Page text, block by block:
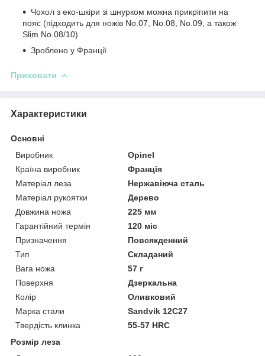
Чохол з еко-шкіри зі шнурком можна прикріпити на
пояс (підходить для ножів No.07, No.08, No.09, а також
Slim No.08/10)
Зроблено у Франції
Приховати
Характеристики
Основні
Виробник
Opinel
Країна виробник
Франція
Матеріал леза
Нержавіюча сталь
Матеріал рукоятки
Дерево
Довжина ножа
225 мм
Гарантійний термін
120 міс
Призначення
Повсякденний
Тип
Складаний
Вага ножа
57 г
Поверхня
Дзеркальна
Колір
Оливковий
Марка стали
Sandvik 12C27
Твердість клинка
55-57 HRC
Розмір леза